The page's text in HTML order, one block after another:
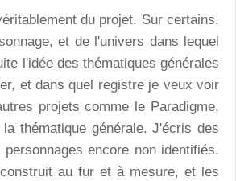
du projet. Sur certains,
et de l'univers dans lequel
l'idée des thématiques générales
et dans quel registre je veux voir
projets comme le Paradigme,
thématique générale. J'écris des
encore non identifiés.
au fur et à mesure, et les